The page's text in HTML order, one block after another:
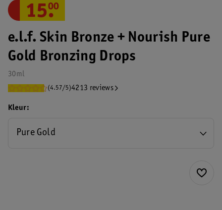
e.l.f. Skin Bronze + Nourish Pure
Gold Bronzing Drops
30ml
(4.57/5)4213 reviews
15.
00
Kleur
Pure Gold